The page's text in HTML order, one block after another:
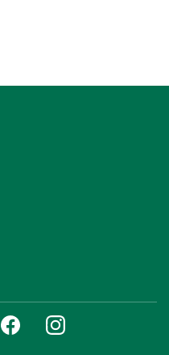
FaceboockInstagram